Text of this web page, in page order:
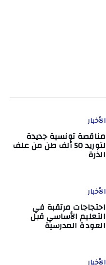
الأخبار
مناقصة تونسية جديدة
لتوريد 50 ألف طن من علف
الذرة
الأخبار
احتجاجات مرتقبة في
التعليم الأساسي قبل
العودة المدرسية